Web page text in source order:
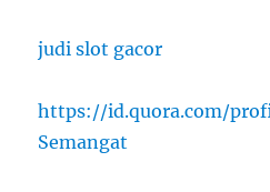
judi slot gacor
https://id.quora.com/
Semangat